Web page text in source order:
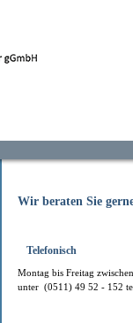
Wir beraten Sie
Telefonisch
Montag bis Freitag
unter (0511) 49 52 - 152